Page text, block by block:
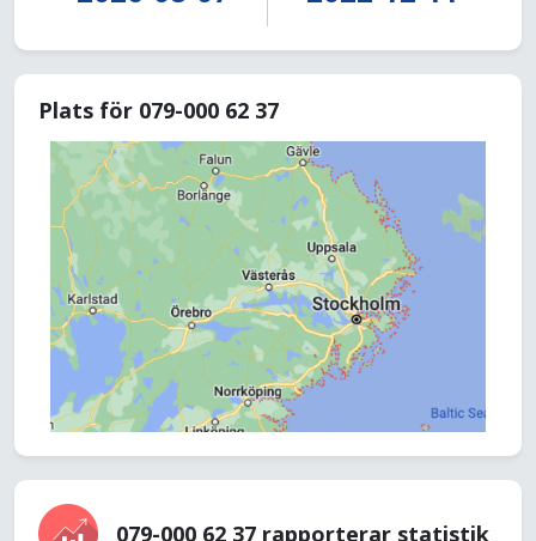
Plats för 079-000 62 37
079-000 62 37 rapporterar statistik